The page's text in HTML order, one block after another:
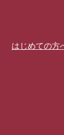
はじめての方